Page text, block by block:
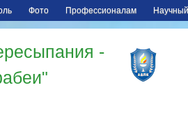
Фото Профессионалам
-